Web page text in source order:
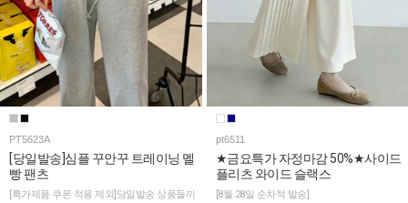
PT5623A
[당일발송]심플 꾸안꾸 트레이닝 멜
빵 팬츠
[특가제품 쿠폰 적용 제외]당일발송 상품들끼
pt6511
★금요특가 자정마감 50%★사이드
플리츠 와이드 슬랙스
[8월 28일 순차적 발송]